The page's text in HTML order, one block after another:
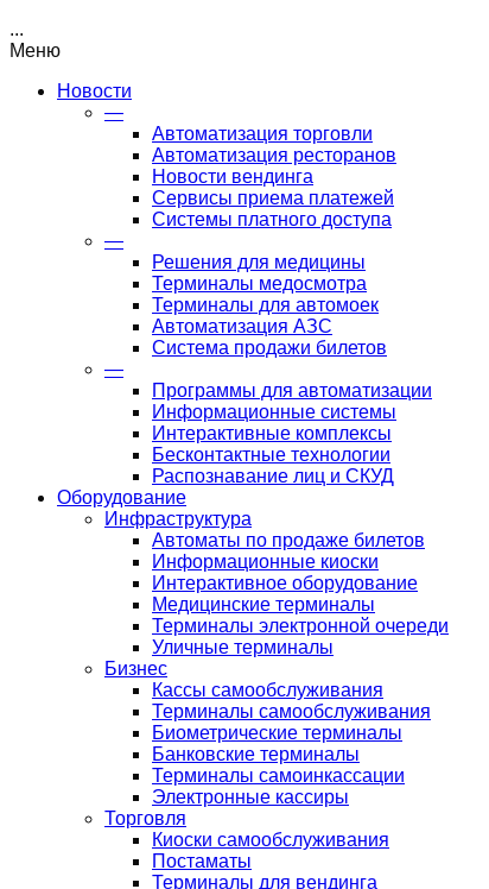
...
Меню
Новости
—
Автоматизация торговли
Автоматизация ресторанов
Новости вендинга
Сервисы приема платежей
Системы платного доступа
—
Решения для медицины
Терминалы медосмотра
Терминалы для автомоек
Автоматизация АЗС
Система продажи билетов
—
Программы для автоматизации
Информационные системы
Интерактивные комплексы
Бесконтактные технологии
Распознавание лиц и СКУД
Оборудование
Инфраструктура
Автоматы по продаже билетов
Информационные киоски
Интерактивное оборудование
Медицинские терминалы
Терминалы электронной очереди
Уличные терминалы
Бизнес
Кассы самообслуживания
Терминалы самообслуживания
Биометрические терминалы
Банковские терминалы
Терминалы самоинкассации
Электронные кассиры
Торговля
Киоски самообслуживания
Постаматы
Терминалы для вендинга